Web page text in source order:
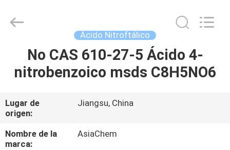
HOGAR
SOBRE
NOSOTROS
Ácido Nitroftálico
No CAS 610-27-5 Ácido 4-
nitrobenzoico msds C8H5NO6
Lugar de
origen:
Jiangsu, China
Nombre de la
marca:
AsiaChem